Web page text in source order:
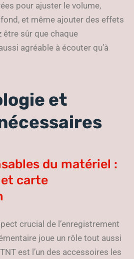
pour ajuster le volume,
et même ajouter des effets
être sûr que chaque
agréable à écouter qu’à
et
du matériel :
et carte
crucial de l’enregistrement
joue un rôle tout aussi
est l’un des accessoires les